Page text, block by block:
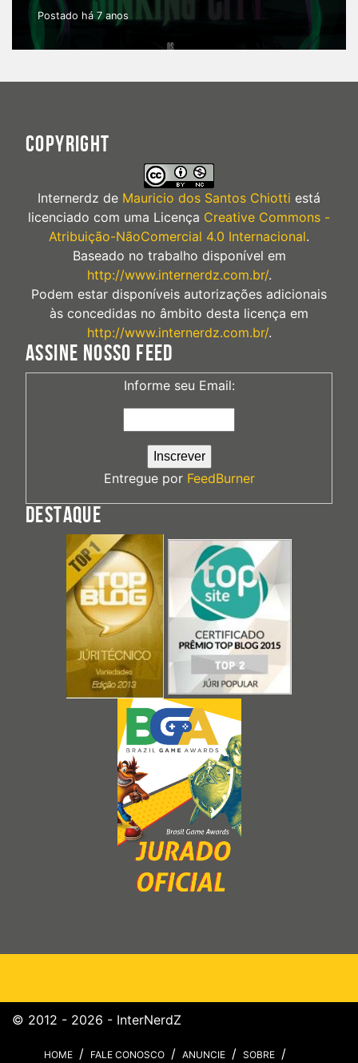
Postado há 7 anos
COPYRIGHT
Internerdz de Mauricio dos Santos Chiotti está
licenciado com uma Licença Creative Commons -
Atribuição-NãoComercial 4.0 Internacional.
Baseado no trabalho disponível em
http://www.internerdz.com.br/.
Podem estar disponíveis autorizações adicionais
às concedidas no âmbito desta licença em
http://www.internerdz.com.br/.
ASSINE NOSSO FEED
Informe seu Email:
Entregue por FeedBurner
DESTAQUE
© 2012 - 2026 - InterNerdZ
HOME FALE CONOSCO ANUNCIE SOBRE